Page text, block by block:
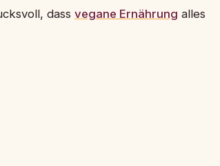
dass vegane Ernährung alles